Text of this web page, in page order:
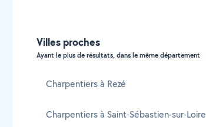
Villes proches
Ayant le plus de résultats, dans le même département
Charpentiers à Rezé
Charpentiers à Saint-Sébastien-sur-Loire